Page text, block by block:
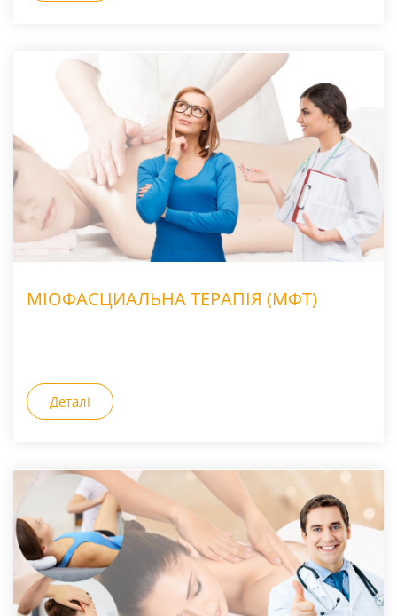
МІОФАСЦИАЛЬНА ТЕРАПІЯ (МФТ)
Деталі